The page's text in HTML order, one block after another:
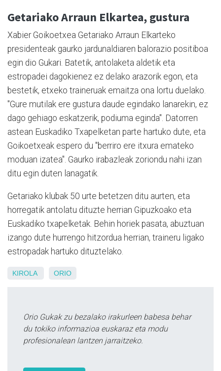
Getariako Arraun Elkartea, gustura
Xabier Goikoetxea Getariako Arraun Elkarteko
presidenteak gaurko jardunaldiaren balorazio positiboa
egin dio Gukari. Batetik, antolaketa aldetik eta
estropadei dagokienez ez delako arazorik egon, eta
bestetik, etxeko traineruak emaitza ona lortu duelako.
"Gure mutilak ere gustura daude egindako lanarekin, ez
dago gehiago eskatzerik, podiuma eginda". Datorren
astean Euskadiko Txapelketan parte hartuko dute, eta
Goikoetxeak espero du "berriro ere itxura emateko
moduan izatea". Gaurko irabazleak zoriondu nahi izan
ditu egin duten lanagatik.
Getariako klubak 50 urte betetzen ditu aurten, eta
horregatik antolatu dituzte herrian Gipuzkoako eta
Euskadiko txapelketak. Behin horiek pasata, abuztuan
izango dute hurrengo hitzordua herrian, traineru ligako
estropadak hartuko dituztelako.
KIROLA ORIO
Orio Gukak zu bezalako irakurleen babesa behar
du tokiko informazioa euskaraz eta modu
profesionalean lantzen jarraitzeko.